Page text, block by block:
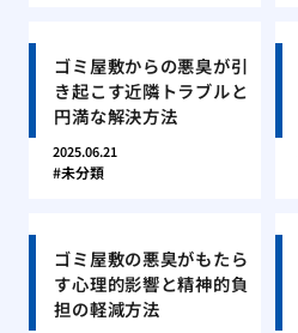
ゴミ屋敷からの悪臭が引
き起こす近隣トラブルと
円満な解決方法
2025.06.21
未分類
ゴミ屋敷の悪臭がもたら
す心理的影響と精神的負
担の軽減方法